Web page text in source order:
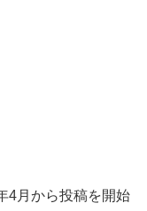
4月から投稿を開始